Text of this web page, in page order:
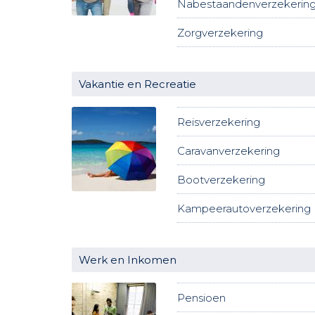
Zorgverzekering
Vakantie en Recreatie
Reisverzekering
Caravanverzekering
Bootverzekering
Kampeerautoverzekering
Werk en Inkomen
Pensioen